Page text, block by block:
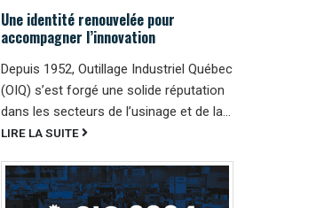
Une identité renouvelée pour
accompagner l’innovation
Depuis 1952, Outillage Industriel Québec
(OIQ) s’est forgé une solide réputation
dans les secteurs de l’usinage et de la...
LIRE LA SUITE